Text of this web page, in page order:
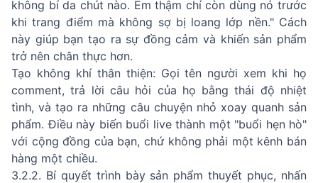
không bí da chút nào. Em thậm chí còn dùng nó trước
khi trang điểm mà không sợ bị loang lớp nền." Cách
này giúp bạn tạo ra sự đồng cảm và khiến sản phẩm
trở nên chân thực hơn.
Tạo không khí thân thiện: Gọi tên người xem khi họ
comment, trả lời câu hỏi của họ bằng thái độ nhiệt
tình, và tạo ra những câu chuyện nhỏ xoay quanh sản
phẩm. Điều này biến buổi live thành một "buổi hẹn hò"
với cộng đồng của bạn, chứ không phải một kênh bán
hàng một chiều.
3.2.2. Bí quyết trình bày sản phẩm thuyết phục, nhấn